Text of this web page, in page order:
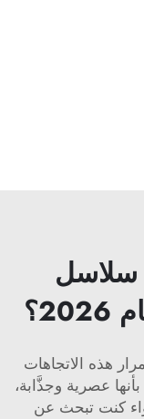
سلاسل
هذه الاتجاهات
بأنها عصرية وجذَّابة،
كنت تبحث عن